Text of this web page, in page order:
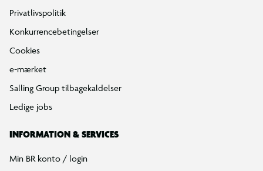
Privatlivspolitik
Konkurrencebetingelser
Cookies
e-mærket
Salling Group tilbagekaldelser
Ledige jobs
INFORMATION & SERVICES
Min BR konto / login